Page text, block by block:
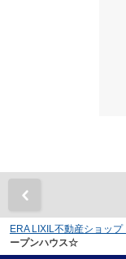
ERA LIXIL不動産ショッ
ープンハウス☆